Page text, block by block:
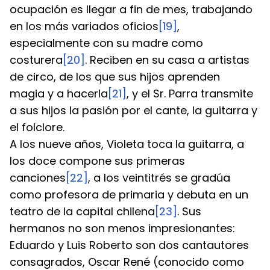
ocupación es llegar a fin de mes, trabajando
en los más variados oficios [19],
especialmente con su madre como
costurera [20] . Reciben en su casa a artistas
de circo, de los que sus hijos aprenden
magia y a hacerla [21], y el Sr. Parra transmite
a sus hijos la pasión por el cante, la guitarra y
el folclore.
A los nueve años, Violeta toca la guitarra, a
los doce compone sus primeras
canciones [22], a los veintitrés se gradúa
como profesora de primaria y debuta en un
teatro de la capital chilena [23] . Sus
hermanos no son menos impresionantes:
Eduardo y Luis Roberto son dos cantautores
consagrados, Oscar René (conocido como